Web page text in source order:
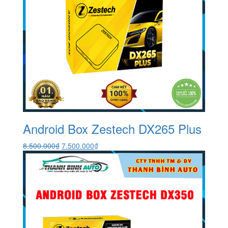
Android Box Zestech DX265 Plus
8.500.000₫ Giá
gốc
là:
8.500.000₫.
7.500.000₫Giá
hiện
tại